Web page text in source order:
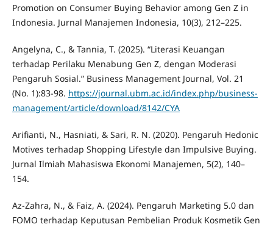
Promotion on Consumer Buying Behavior among Gen Z in
Indonesia. Jurnal Manajemen Indonesia, 10(3), 212–225.
Angelyna, C., & Tannia, T. (2025). “Literasi Keuangan
terhadap Perilaku Menabung Gen Z, dengan Moderasi
Pengaruh Sosial.” Business Management Journal, Vol. 21
(No. 1):83-98. https://journal.ubm.ac.id/index.php/business-
management/article/download/8142/CYA
Arifianti, N., Hasniati, & Sari, R. N. (2020). Pengaruh Hedonic
Motives terhadap Shopping Lifestyle dan Impulsive Buying.
Jurnal Ilmiah Mahasiswa Ekonomi Manajemen, 5(2), 140–
154.
Az-Zahra, N., & Faiz, A. (2024). Pengaruh Marketing 5.0 dan
FOMO terhadap Keputusan Pembelian Produk Kosmetik Gen